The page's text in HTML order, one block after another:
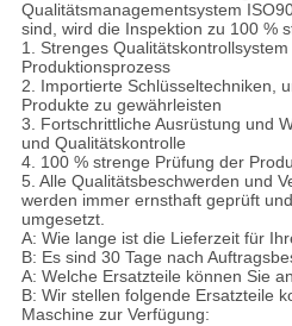
Qualitätsmanagementsystem
sind, wird die Inspektion zu 100 %
1. Strenges
Produktionsprozess
2. Importierte Schlüsseltechniken,
Produkte zu gewährleisten
3. Fortschrittliche Ausrüstung und
und Qualitätskontrolle
4. 100 % strenge Prüfung der
5. Alle Qualitätsbeschwerden und
werden immer ernsthaft geprüft
umgesetzt.
A: Wie lange ist die Lieferzeit für
B: Es sind 30 Tage nach
A: Welche Ersatzteile können Sie
B: Wir stellen folgende Ersatzteile
Maschine zur Verfügung: